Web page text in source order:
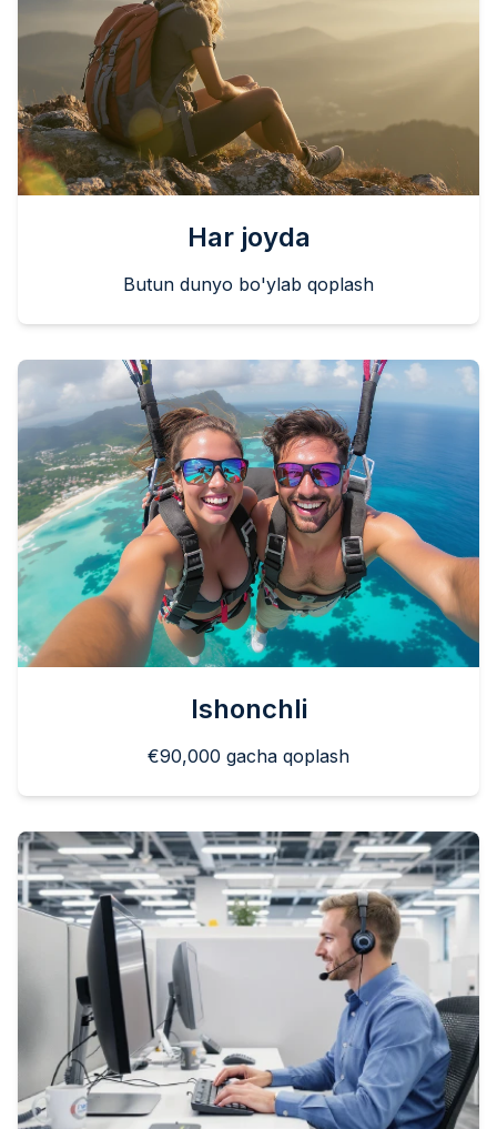
Har joyda
Butun dunyo bo'ylab qoplash
Ishonchli
€90,000 gacha qoplash